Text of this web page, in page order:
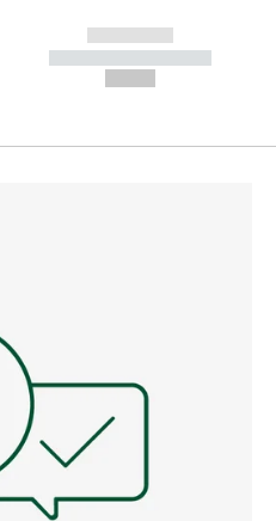
------------
----------- -----------